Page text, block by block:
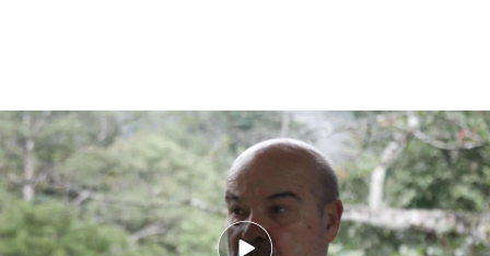
Antonio Resines habla de sus problemas de salud.
Resines no quiere hacer rapel
Resines aceptó hacer varias actividades de lo más
retadoras, pero cuando Jesús Calleja le expuso